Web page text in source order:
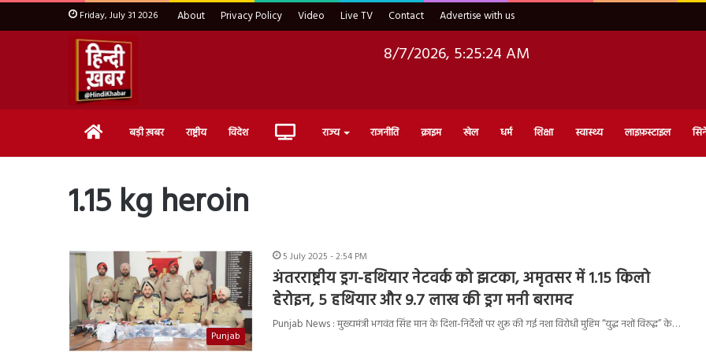
Friday, July 31 2026 About Privacy Policy Video Live TV Contact Advertise with us
8/7/2026, 5:25:25 AM
Home बड़ी ख़बर राष्ट्रीय विदेश Live राज्य राजनीति क्राइम खेल धर्म शिक्षा स्वास्थ्य लाइफ़स्टाइल
1.15 kg heroin
Punjab
5 July 2025 - 2:54 PM
अंतरराष्ट्रीय ड्रग-हथियार नेटवर्क को झटका, अमृतसर में 1.15 किलो
हेरोइन, 5 हथियार और 9.7 लाख की ड्रग मनी बरामद
Punjab News : मुख्यमंत्री भगवंत सिंह मान के दिशा-निर्देशों पर शुरू की गई नशा विरोधी मुहिम “युद्ध नशों विरुद्ध” के…